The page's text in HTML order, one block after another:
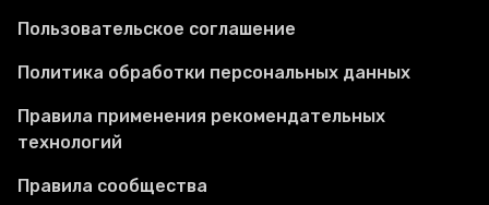
Пользовательское соглашение
Политика обработки персональных данных
Правила применения рекомендательных
технологий
Правила сообщества